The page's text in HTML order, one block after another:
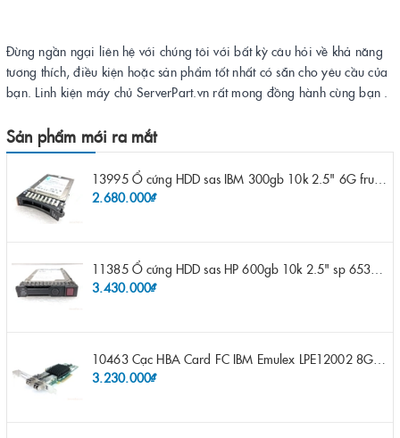
Đừng ngần ngại liên hệ với chúng tôi với bất kỳ câu hỏi về khả năng
tương thích, điều kiện hoặc sản phẩm tốt nhất có sẵn cho yêu cầu của
bạn. Linh kiện máy chủ ServerPart.vn rất mong đồng hành cùng bạn .
Sản phẩm mới ra mắt
2.680.000₫
3.430.000₫
3.230.000₫